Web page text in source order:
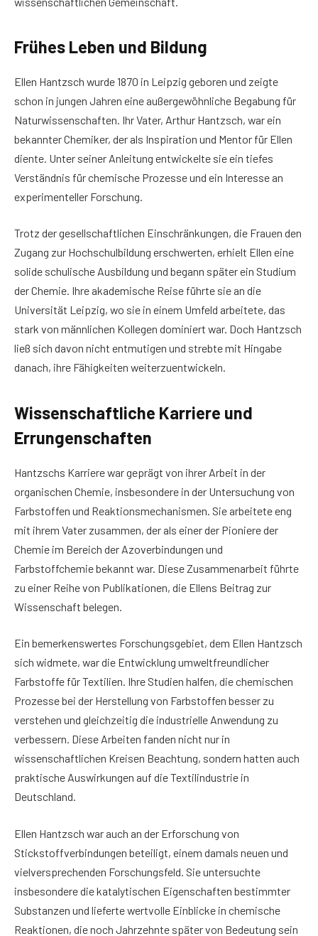
Frühes Leben und Bildung
Ellen Hantzsch wurde 1870 in Leipzig geboren und zeigte
schon in jungen Jahren eine außergewöhnliche Begabung für
Naturwissenschaften. Ihr Vater, Arthur Hantzsch, war ein
bekannter Chemiker, der als Inspiration und Mentor für Ellen
diente. Unter seiner Anleitung entwickelte sie ein tiefes
Verständnis für chemische Prozesse und ein Interesse an
experimenteller Forschung.
Trotz der gesellschaftlichen Einschränkungen, die Frauen den
Zugang zur Hochschulbildung erschwerten, erhielt Ellen eine
solide schulische Ausbildung und begann später ein Studium
der Chemie. Ihre akademische Reise führte sie an die
Universität Leipzig, wo sie in einem Umfeld arbeitete, das
stark von männlichen Kollegen dominiert war. Doch Hantzsch
ließ sich davon nicht entmutigen und strebte mit Hingabe
danach, ihre Fähigkeiten weiterzuentwickeln.
Wissenschaftliche Karriere und
Errungenschaften
Hantzschs Karriere war geprägt von ihrer Arbeit in der
organischen Chemie, insbesondere in der Untersuchung von
Farbstoffen und Reaktionsmechanismen. Sie arbeitete eng
mit ihrem Vater zusammen, der als einer der Pioniere der
Chemie im Bereich der Azoverbindungen und
Farbstoffchemie bekannt war. Diese Zusammenarbeit führte
zu einer Reihe von Publikationen, die Ellens Beitrag zur
Wissenschaft belegen.
Ein bemerkenswertes Forschungsgebiet, dem Ellen Hantzsch
sich widmete, war die Entwicklung umweltfreundlicher
Farbstoffe für Textilien. Ihre Studien halfen, die chemischen
Prozesse bei der Herstellung von Farbstoffen besser zu
verstehen und gleichzeitig die industrielle Anwendung zu
verbessern. Diese Arbeiten fanden nicht nur in
wissenschaftlichen Kreisen Beachtung, sondern hatten auch
praktische Auswirkungen auf die Textilindustrie in
Deutschland.
Ellen Hantzsch war auch an der Erforschung von
Stickstoffverbindungen beteiligt, einem damals neuen und
vielversprechenden Forschungsfeld. Sie untersuchte
insbesondere die katalytischen Eigenschaften bestimmter
Substanzen und lieferte wertvolle Einblicke in chemische
Reaktionen, die noch Jahrzehnte später von Bedeutung sein